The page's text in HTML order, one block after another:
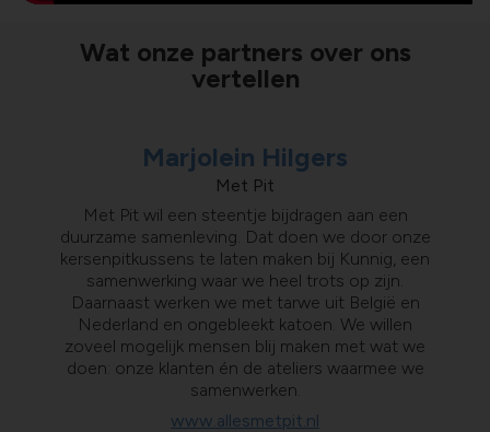
Wat onze partners over ons
vertellen
Marjolein Hilgers
Met Pit
Met Pit wil een steentje bijdragen aan een
duurzame samenleving. Dat doen we door onze
kersenpitkussens te laten maken bij Kunnig, een
samenwerking waar we heel trots op zijn.
Daarnaast werken we met tarwe uit België en
Nederland en ongebleekt katoen. We willen
zoveel mogelijk mensen blij maken met wat we
doen: onze klanten én de ateliers waarmee we
samenwerken.
www.allesmetpit.nl
Sophie Van Aubel
Port of Antwerp-Bruges
Toen we van logo veranderden, zaten we met
een heleboel spullen met een oud logo:
fietszakken, katoenen tassen, … Die wilden we
niet zomaar weggooien. Samen met Kunnig
upcycleden we deze oude gadgets tot hippe
pennenzakken, turnzakken en sleutelhangers. We
staan keihard achter het verhaal van Kunnig, dat
maakt dit tot een mooi project.
www.portofantwerpbruges.com
Elien Pas
Rarámuri Sandals
Rarámuri wil als duurzaam bedrijf niet enkel op
ecologisch maar ook op sociaal vlak iets
teruggeven aan de maatschappij. Door onze
samenwerking met Kunnig houden we niet alleen
onze productie lokaal, maar kunnen we er ook
mee voor zorgen dat mensen die moeilijker
kunnen toetreden tot de arbeidsmarkt een fijne
job hebben. Bij Kunnig kan je rekenen op
professionalisme en enthousiasme.
www.raramuri.co